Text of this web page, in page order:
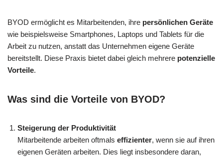
BYOD ermöglicht es Mitarbeitenden, ihre persönlichen Geräte
wie beispielsweise Smartphones, Laptops und Tablets für die
Arbeit zu nutzen, anstatt das Unternehmen eigene Geräte
bereitstellt. Diese Praxis bietet dabei gleich mehrere potenzielle
Vorteile.
Was sind die Vorteile von BYOD?
Steigerung der Produktivität
Mitarbeitende arbeiten oftmals effizienter, wenn sie auf ihren
eigenen Geräten arbeiten. Dies liegt insbesondere daran,